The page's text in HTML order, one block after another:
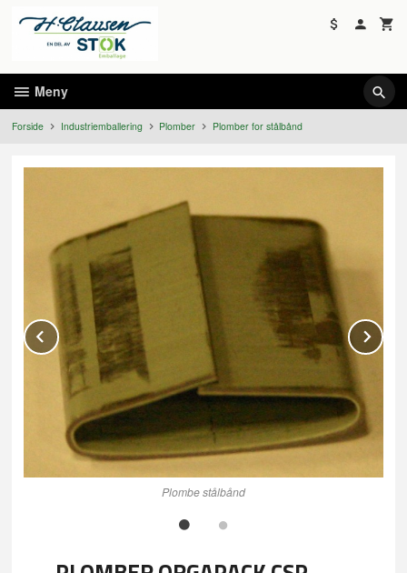
innholdet
Meny
Forside Industriemballering Plomber Plomber for stålbånd
Plombe stålbånd
Prev